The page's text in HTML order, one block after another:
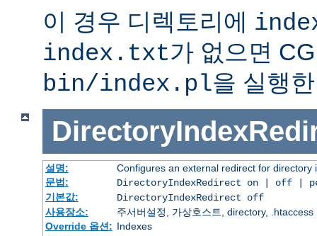
이 경우 디렉토리에
index.txt가 없으면
bin/index.pl을 실행
설명:
Configures an external redirect for directory
문법:
DirectoryIndexRedirect on | off |
기본값:
DirectoryIndexRedirect off
사용장소:
주서버설정, 가상호스트, directory, .htaccess
Override 옵션: Indexes